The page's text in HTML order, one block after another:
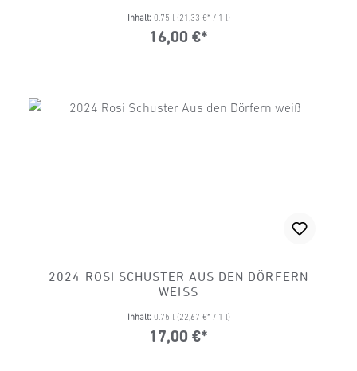
Inhalt: 0.75 l (21,33 €* / 1 l)
16,00 €*
2024 ROSI SCHUSTER AUS DEN DÖRFERN
WEISS
Inhalt: 0.75 l (22,67 €* / 1 l)
17,00 €*